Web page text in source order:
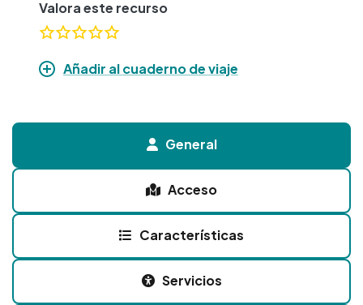
Valora este recurso
Añadir al cuaderno de viaje
General
Acceso
Características
Servicios